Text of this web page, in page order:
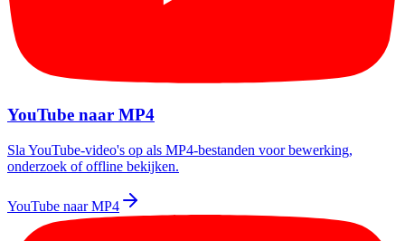
YouTube naar MP4
Sla YouTube-video's op als MP4-bestanden voor bewerking,
onderzoek of offline bekijken.
YouTube naar MP4